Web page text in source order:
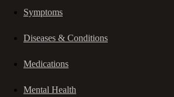
Symptoms
Diseases & Conditions
Medications
Mental Health